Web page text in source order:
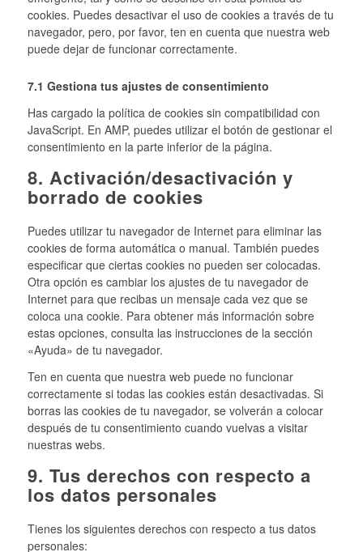
cookies. Puedes desactivar el uso de cookies a través de tu
navegador, pero, por favor, ten en cuenta que nuestra web
puede dejar de funcionar correctamente.
7.1 Gestiona tus ajustes de consentimiento
Has cargado la política de cookies sin compatibilidad con
JavaScript. En AMP, puedes utilizar el botón de gestionar el
consentimiento en la parte inferior de la página.
8. Activación/desactivación y
borrado de cookies
Puedes utilizar tu navegador de Internet para eliminar las
cookies de forma automática o manual. También puedes
especificar que ciertas cookies no pueden ser colocadas.
Otra opción es cambiar los ajustes de tu navegador de
Internet para que recibas un mensaje cada vez que se
coloca una cookie. Para obtener más información sobre
estas opciones, consulta las instrucciones de la sección
«Ayuda» de tu navegador.
Ten en cuenta que nuestra web puede no funcionar
correctamente si todas las cookies están desactivadas. Si
borras las cookies de tu navegador, se volverán a colocar
después de tu consentimiento cuando vuelvas a visitar
nuestras webs.
9. Tus derechos con respecto a
los datos personales
Tienes los siguientes derechos con respecto a tus datos
personales: